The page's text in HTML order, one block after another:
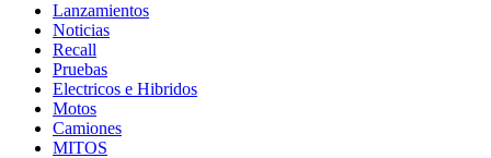
Lanzamientos
Noticias
Recall
Pruebas
Electricos e Hibridos
Motos
Camiones
MITOS